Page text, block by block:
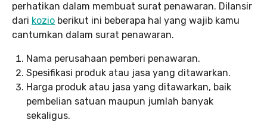
perhatikan dalam membuat surat penawaran. Dilansir
dari kozio berikut ini beberapa hal yang wajib kamu
cantumkan dalam surat penawaran.
Nama perusahaan pemberi penawaran.
Spesifikasi produk atau jasa yang ditawarkan.
Harga produk atau jasa yang ditawarkan, baik
pembelian satuan maupun jumlah banyak
sekaligus.